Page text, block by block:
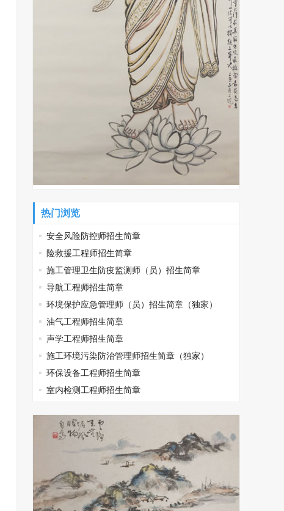
热门浏览
安全风险防控师招生简章
险救援工程师招生简章
施工管理卫生防疫监测师（员）招生简章
导航工程师招生简章
环境保护应急管理师（员）招生简章（独家）
油气工程师招生简章
声学工程师招生简章
施工环境污染防治管理师招生简章（独家）
环保设备工程师招生简章
室内检测工程师招生简章